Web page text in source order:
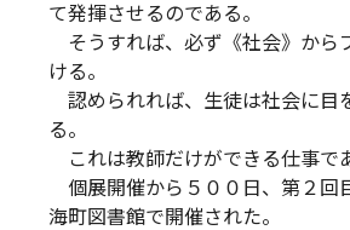
て発揮させるのである。
そうすれば、必ず《社会》から
ける。
認められれば、生徒は社会に目
る。
これは教師だけができる仕事で
個展開催から５００日、第２回
海町図書館で開催された。